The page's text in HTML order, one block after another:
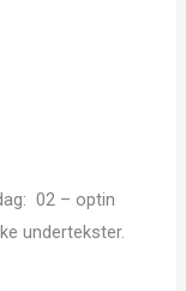
02 – optin
undertekster.